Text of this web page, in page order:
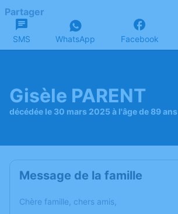
Partager
SMS WhatsApp Facebook
Gisèle PARENT
décédée le 30 mars 2025 à l'âge de 89 ans
Message de la famille
Chère famille, chers amis,